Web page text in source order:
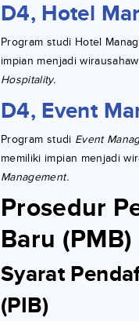
D4, Hotel
Program studi Hotel
impian menjadi
Hospitality.
D4, Event
Program studi Event
memiliki impian menjadi
Management.
Prosedur
Baru
Syarat
(PIB)